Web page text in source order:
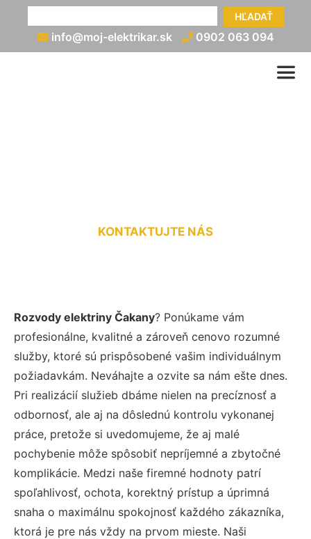
HĽADAŤ
info@moj-elektrikar.sk 0902 063 094
KONTAKTUJTE NÁS
Rozvody elektriny Čakany? Ponúkame vám
profesionálne, kvalitné a zároveň cenovo rozumné
služby, ktoré sú prispôsobené vašim individuálnym
požiadavkám. Neváhajte a ozvite sa nám ešte dnes.
Pri realizácií služieb dbáme nielen na precíznosť a
odbornosť, ale aj na dôslednú kontrolu vykonanej
práce, pretože si uvedomujeme, že aj malé
pochybenie môže spôsobiť nepríjemné a zbytočné
komplikácie. Medzi naše firemné hodnoty patrí
spoľahlivosť, ochota, korektný prístup a úprimná
snaha o maximálnu spokojnosť každého zákazníka,
ktorá je pre nás vždy na prvom mieste. Naši